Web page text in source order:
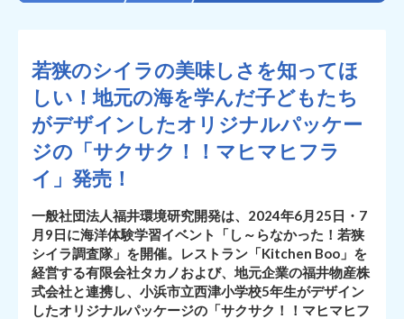
若狭のシイラの美味しさを知ってほ
しい！地元の海を学んだ子どもたち
がデザインしたオリジナルパッケー
ジの「サクサク！！マヒマヒフラ
イ」発売！
一般社団法人福井環境研究開発は、2024年6月25日・7
月9日に海洋体験学習イベント「し～らなかった！若狭
シイラ調査隊」を開催。レストラン「Kitchen Boo」を
経営する有限会社タカノおよび、地元企業の福井物産株
式会社と連携し、小浜市立西津小学校5年生がデザイン
したオリジナルパッケージの「サクサク！！マヒマヒフ